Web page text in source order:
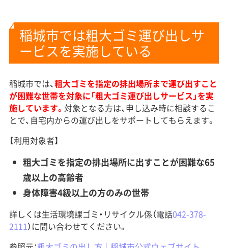
稲城市では粗大ゴミ運び出しサ
ービスを実施している
稲城市では、粗大ゴミを指定の排出場所まで運び出すこと
が困難な世帯を対象に「粗大ゴミ運び出しサービス」を実
施しています。 対象となる方は、申し込み時に相談するこ
とで、自宅内からの運び出しをサポートしてもらえます。
【利用対象者】
粗大ゴミを指定の排出場所に出すことが困難な65
歳以上の高齢者
身体障害4級以上の方のみの世帯
詳しくは生活環境課ゴミ・リサイクル係（電話042-378-
2111）に問い合わせてください。